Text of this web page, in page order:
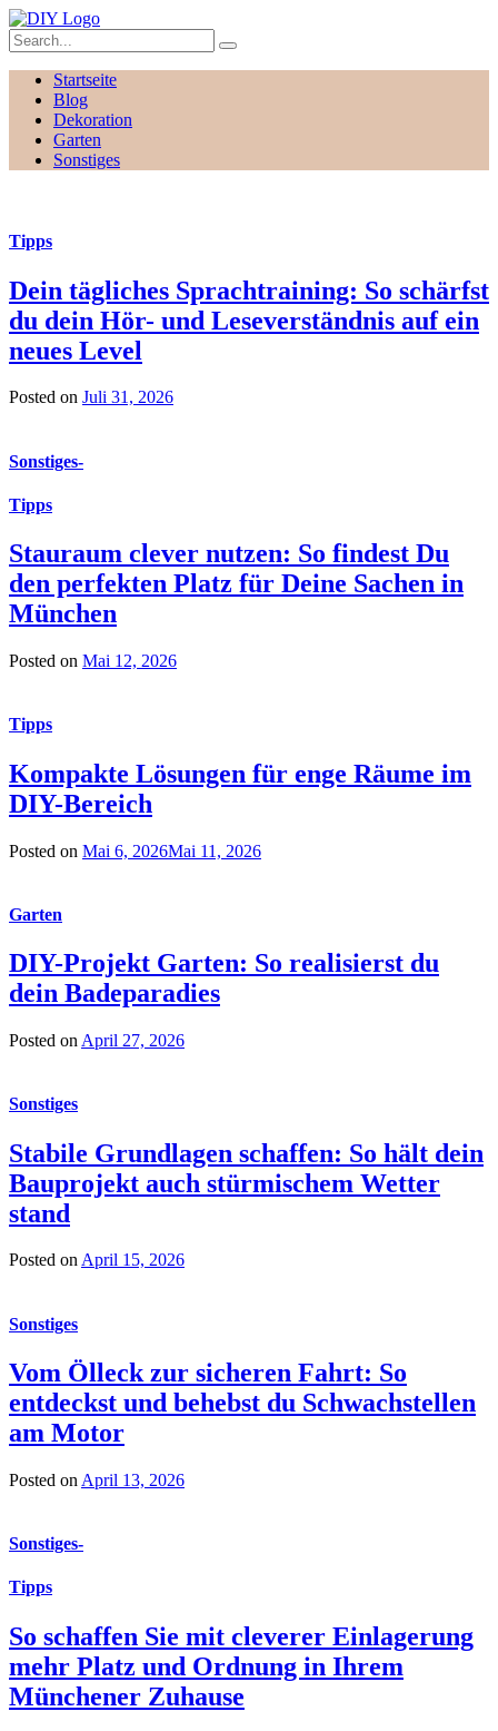
Startseite
Blog
Dekoration
Garten
Sonstiges
Tipps
Dein tägliches Sprachtraining: So schärfst
du dein Hör- und Leseverständnis auf ein
neues Level
Posted on Juli 31, 2026
Sonstiges-
Tipps
Stauraum clever nutzen: So findest Du
den perfekten Platz für Deine Sachen in
München
Posted on Mai 12, 2026
Tipps
Kompakte Lösungen für enge Räume im
DIY-Bereich
Posted on Mai 6, 2026Mai 11, 2026
Garten
DIY-Projekt Garten: So realisierst du
dein Badeparadies
Posted on April 27, 2026
Sonstiges
Stabile Grundlagen schaffen: So hält dein
Bauprojekt auch stürmischem Wetter
stand
Posted onApril 15, 2026
Sonstiges
Vom Ölleck zur sicheren Fahrt: So
entdeckst und behebst du Schwachstellen
am Motor
Posted on April 13, 2026
Sonstiges-
Tipps
So schaffen Sie mit cleverer Einlagerung
mehr Platz und Ordnung in Ihrem
Münchener Zuhause